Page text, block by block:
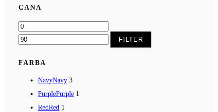
CANA
Minimálna
cena
cena
FILTER
FARBA
NavyNavy 3
PurplePurple 1
RedRed 1